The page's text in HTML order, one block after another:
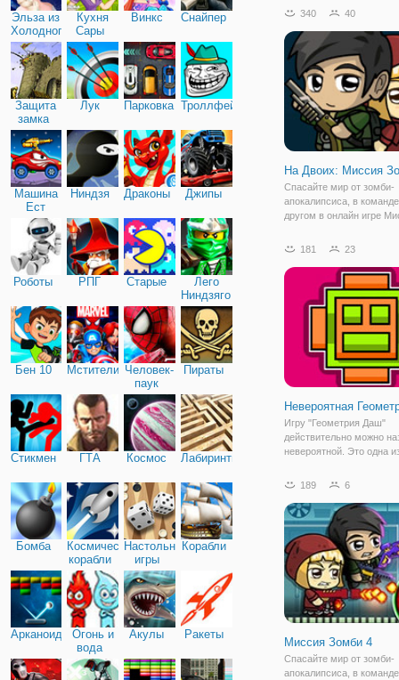
Эльза из
Холодного
сердца
Кухня
Сары
Винкс Снайпер
Защита
замка
Лук Парковка Троллфейс
Машина
Ест
Машину
Ниндзя Драконы Джипы
Роботы РПГ Старые
Лего
Ниндзяго
Бен 10 Мстители Человек-
паук
Пираты
Стикмен ГТА Космос Лабиринты
Бомба
Космические
корабли
Настольные
игры
Корабли
Арканоид
Огонь и
вода
Акулы Ракеты
Пленённая Принцесса".
который не боится
пройти через все
чтобы
340 40
На Двоих: Миссия
Спасайте мир от зомби-
апокалипсиса, в
другом в онлайн игре
увлекательный
опасных преград,
испытаний и бездушных
врагов.Чтобы
181 23
Невероятная
Игру "Геометрия Даш"
действительно можно
невероятной. Это одна
которая отлично
время и скоротать
задействованы
189 6
Миссия Зомби 4
Спасайте мир от зомби-
апокалипсиса, в